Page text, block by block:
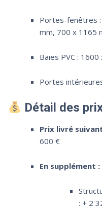
Portes-fenêtres
mm, 700 x 1165
Baies PVC :
Portes
Détail des
Prix livré
600 €
En supplément :
: + 2